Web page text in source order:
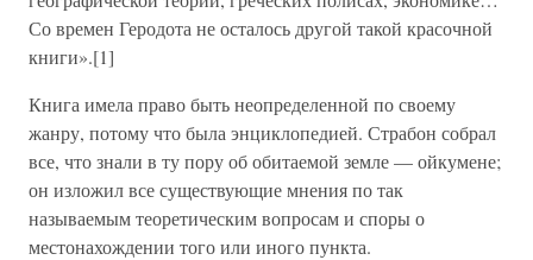
Со времен Геродота не осталось другой такой красочной
книги».[1]
Книга имела право быть неопределенной по своему
жанру, потому что была энциклопедией. Страбон собрал
все, что знали в ту пору об обитаемой земле — ойкумене;
он изложил все существующие мнения по так
называемым теоретическим вопросам и споры о
местонахождении того или иного пункта.